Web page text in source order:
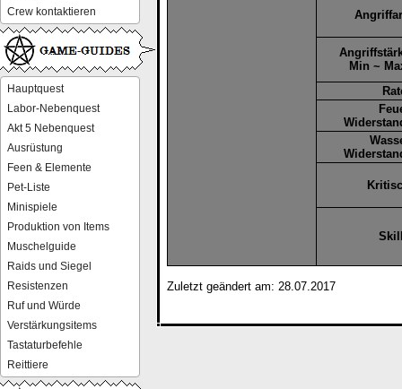
Crew kontaktieren
Hauptquest
Labor-Nebenquest
Akt 5 Nebenquest
Ausrüstung
Feen & Elemente
Pet-Liste
Minispiele
Produktion von Items
Muschelguide
Raids und Siegel
Resistenzen
Ruf und Würde
Verstärkungsitems
Tastaturbefehle
Reittiere
Min ~
Zuletzt geändert am: 28.07.2017